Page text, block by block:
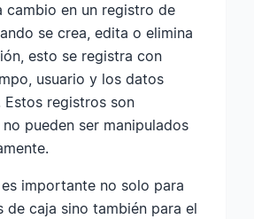
cambio en un registro de
se crea, edita o elimina
esto se registra con
usuario y los datos
registros son
pueden ser manipulados
importante no solo para
de caja sino también para el